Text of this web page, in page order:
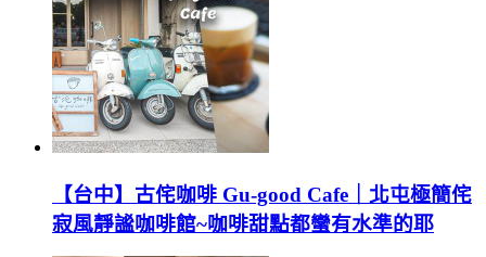
【台中】古侘咖啡 Gu-good Cafe｜北屯極簡侘
寂風靜謐咖啡館~咖啡甜點都蠻有水準的耶